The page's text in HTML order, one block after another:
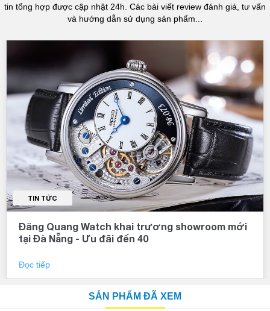
tin tổng hợp được cập nhật 24h. Các bài viết review đánh giá, tư vấn
và hướng dẫn sử dụng sản phẩm...
TIN TỨC
Đăng Quang Watch khai trương showroom mới
tại Đà Nẵng - Ưu đãi đến 40
Đọc tiếp
SẢN PHẨM ĐÃ XEM